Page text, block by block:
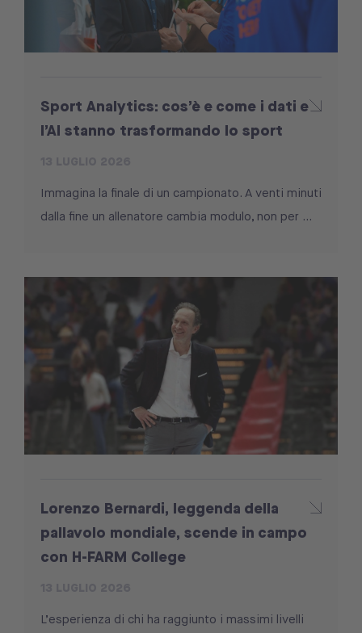
Sport Analytics: cos’è e come i dati e
l’AI stanno trasformando lo sport
Immagina la finale di un campionato. A venti minuti
dalla fine un allenatore cambia modulo, non per ...
Lorenzo Bernardi, leggenda della
pallavolo mondiale, scende in campo
con H-FARM College
L’esperienza di chi ha raggiunto i massimi livelli